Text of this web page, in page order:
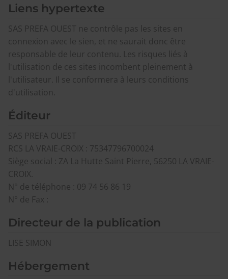
Liens hypertexte
SAS PREFA OUEST ne contrôle pas les sites en
connexion avec le sien, et ne saurait donc être
responsable de leur contenu. Les risques liés à
l'utilisation de ces sites incombent pleinement à
l'utilisateur. Il se conformera à leurs conditions
d'utilisation.
Éditeur
SAS PREFA OUEST
RCS LA VRAIE-CROIX : 75347796700024
Siège social : ZA La Hutte Saint Pierre, 56250 LA VRAIE-
CROIX.
N° de téléphone : 09 74 56 86 19
N° de Fax :
Directeur de la publication
LISE SIMON
Hébergement